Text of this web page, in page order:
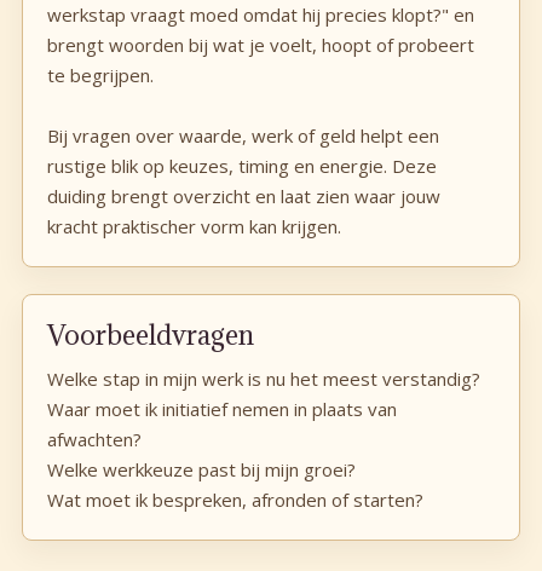
werkstap vraagt moed omdat hij precies klopt?" en
brengt woorden bij wat je voelt, hoopt of probeert
te begrijpen.
Bij vragen over waarde, werk of geld helpt een
rustige blik op keuzes, timing en energie. Deze
duiding brengt overzicht en laat zien waar jouw
kracht praktischer vorm kan krijgen.
Voorbeeldvragen
Welke stap in mijn werk is nu het meest verstandig?
Waar moet ik initiatief nemen in plaats van
afwachten?
Welke werkkeuze past bij mijn groei?
Wat moet ik bespreken, afronden of starten?